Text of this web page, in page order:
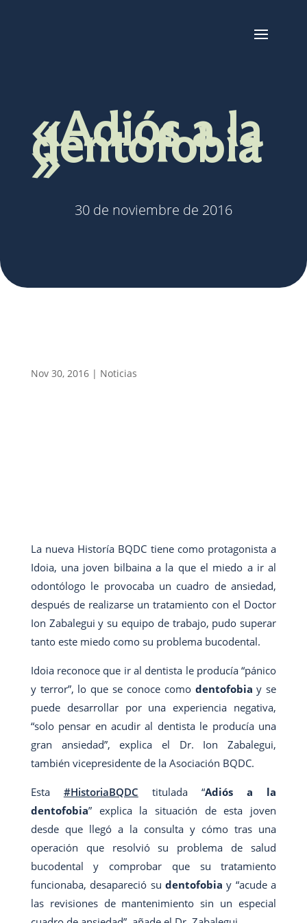
«Adiós a la
dentofobia
»
30 de noviembre de 2016
Nov 30, 2016| Noticias
La nueva Historía BQDC tiene como protagonista a
Idoia, una joven bilbaina a la que el miedo a ir al
odontólogo le provocaba un cuadro de ansiedad,
después de realizarse un tratamiento con el Doctor
Ion Zabalegui y su equipo de trabajo, pudo superar
tanto este miedo como su problema bucodental.
Idoia reconoce que ir al dentista le producía “pánico
y terror”, lo que se conoce como dentofobia y se
puede desarrollar por una experiencia negativa,
“solo pensar en acudir al dentista le producía una
gran ansiedad”, explica el Dr. Ion Zabalegui,
también vicepresidente de la Asociación BQDC.
Esta #HistoriaBQDC titulada “Adiós a la
dentofobia” explica la situación de esta joven
desde que llegó a la consulta y cómo tras una
operación que resolvió su problema de salud
bucodental y comprobar que su tratamiento
funcionaba, desapareció su dentofobia y “acude a
las revisiones de mantenimiento sin un especial